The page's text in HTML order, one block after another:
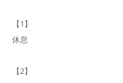
【1】
休息
【2】